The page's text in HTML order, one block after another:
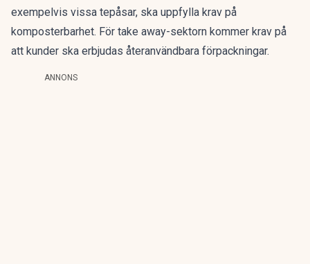
exempelvis vissa tepåsar, ska uppfylla krav på
komposterbarhet. För take away-sektorn kommer krav på
att kunder ska erbjudas återanvändbara förpackningar.
ANNONS